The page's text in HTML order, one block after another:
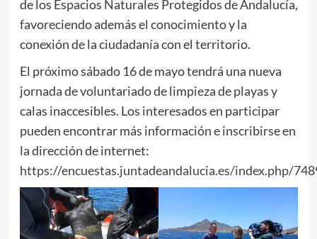
de los Espacios Naturales Protegidos de Andalucía,
favoreciendo además el conocimiento y la
conexión de la ciudadanía con el territorio.
El próximo sábado 16 de mayo tendrá una nueva
jornada de voluntariado de limpieza de playas y
calas inaccesibles. Los interesados en participar
pueden encontrar más información e inscribirse en
la dirección de internet:
https://encuestas.juntadeandalucia.es/index.php/